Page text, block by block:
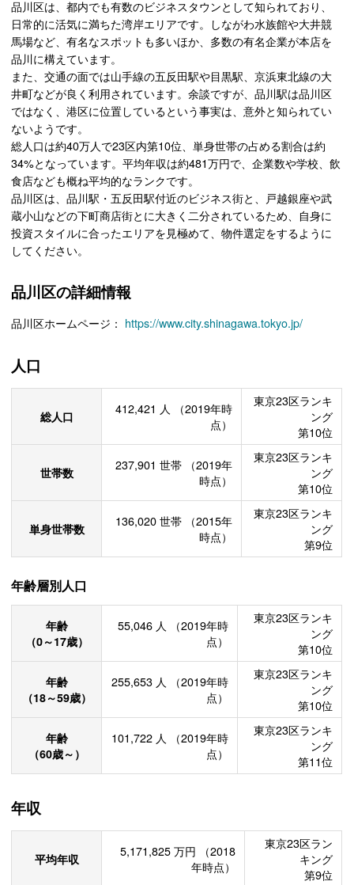
品川区は、都内でも有数のビジネスタウンとして知られており、
日常的に活気に満ちた湾岸エリアです。しながわ水族館や大井競
馬場など、有名なスポットも多いほか、多数の有名企業が本店を
品川に構えています。
また、交通の面では山手線の五反田駅や目黒駅、京浜東北線の大
井町などが良く利用されています。余談ですが、品川駅は品川区
ではなく、港区に位置しているという事実は、意外と知られてい
ないようです。
総人口は約40万人で23区内第10位、単身世帯の占める割合は約
34%となっています。平均年収は約481万円で、企業数や学校、飲
食店なども概ね平均的なランクです。
品川区は、品川駅・五反田駅付近のビジネス街と、戸越銀座や武
蔵小山などの下町商店街とに大きく二分されているため、自身に
投資スタイルに合ったエリアを見極めて、物件選定をするように
してください。
品川区の詳細情報
品川区ホームページ： https://www.city.shinagawa.tokyo.jp/
人口
総人口 412,421 人
（2019年時
点）
東京23区ランキ
ング
第10位
世帯数 237,901 世帯
（2019年
時点）
東京23区ランキ
ング
第10位
単身世帯数 136,020 世帯
（2015年
時点）
東京23区ランキ
ング
第9位
年齢層別人口
年齢
（0～17歳）
55,046 人
（2019年時
点）
東京23区ランキ
ング
第10位
年齢
（18～59歳）
255,653 人
（2019年時
点）
東京23区ランキ
ング
第10位
年齢
（60歳～）
101,722 人
（2019年時
点）
東京23区ランキ
ング
第11位
年収
平均年収 5,171,825 万円
（2018
年時点）
東京23区ラン
キング
第9位